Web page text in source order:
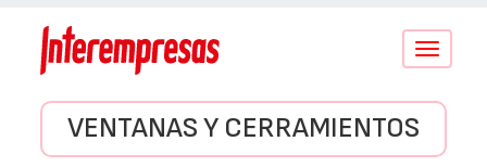
Conmutar
VENTANAS Y CERRAMIENTOS